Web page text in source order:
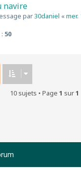
navire
par30daniel «mer.
50
10 sujets • Page 1 sur1